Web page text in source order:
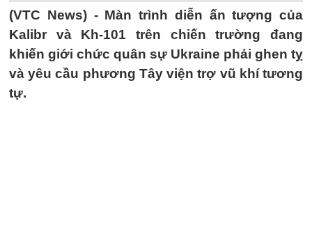
(VTC News) - Màn trình diễn ấn tượng của
Kalibr và Kh-101 trên chiến trường đang
khiến giới chức quân sự Ukraine phải ghen tỵ
và yêu cầu phương Tây viện trợ vũ khí tương
tự.